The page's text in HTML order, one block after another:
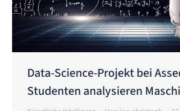
Data-Science-Projekt bei
Studenten analysieren